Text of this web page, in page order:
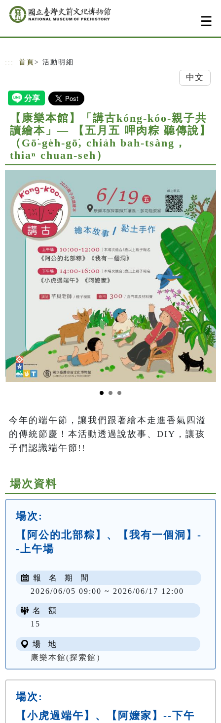
跳到主要內容
網站導覽
::: 首頁 > 活動明細
中文
【康樂本館】「講古kóng-kóo-親子共
讀繪本」— 【五月五 呷肉粽 聽傳說】
（Gō͘-ge̍h-gō͘, chia̍h bah-tsàng，
thiaⁿ chuan-seh）
今年的端午節，讓我們跟著繪本走進香氣四溢
的傳統節慶！本活動透過說故事、DIY，讓孩
子們認識端午節!!
場次資料
場次:
【阿公的北部粽】、【我有一個洞】-
-上午場
報 名 期 間
2026/06/05 09:00 ~ 2026/06/17 12:00
名 額
15
場 地
康樂本館(探索館）
場次:
【小虎過端午】、【阿嬤家】--下午